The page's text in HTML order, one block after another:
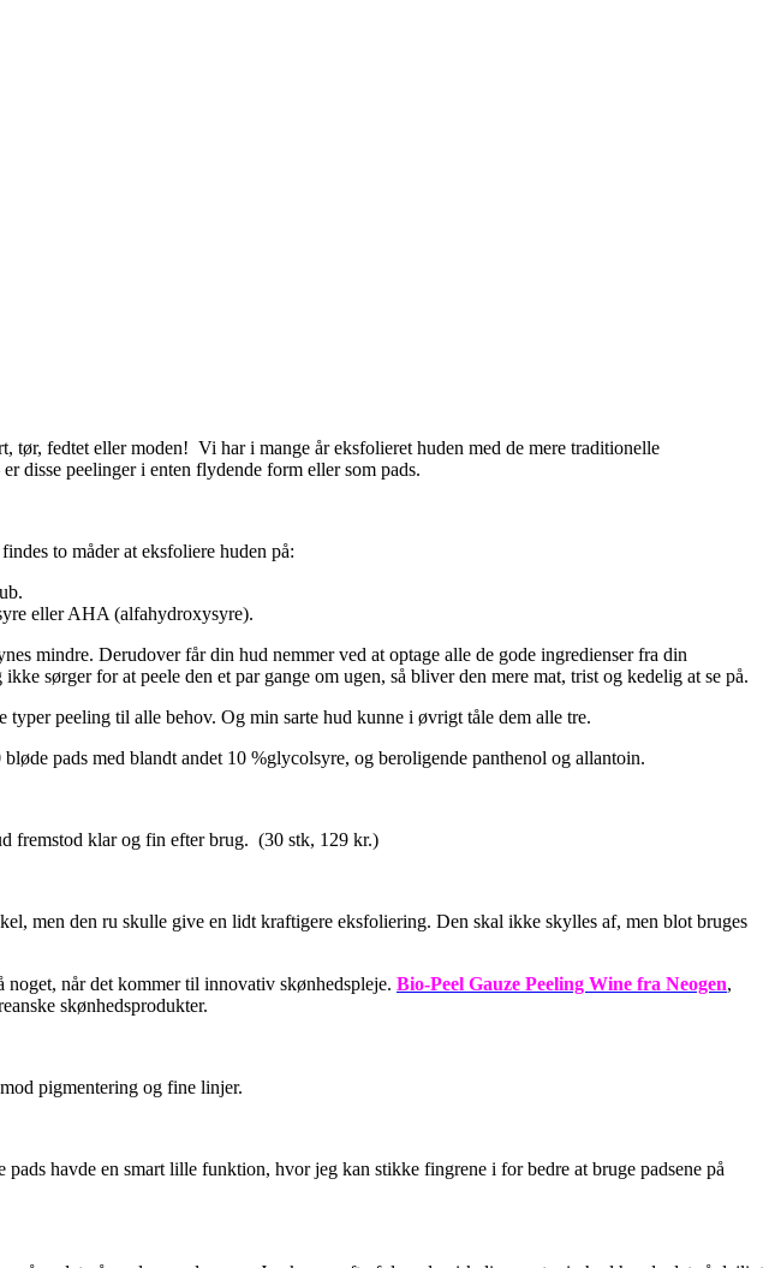
fedtet eller moden! Vi har i mange år eksfolieret huden med de mere traditionelle
disse peelinger i enten flydende form eller som pads.
to måder at eksfoliere huden på:
eller AHA (alfahydroxysyre).
mindre. Derudover får din hud nemmer ved at optage alle de gode ingredienser fra din
sørger for at peele den et par gange om ugen, så bliver den mere mat, trist og kedelig at se på.
peeling til alle behov. Og min sarte hud kunne i øvrigt tåle dem alle tre.
pads med blandt andet 10 %glycolsyre, og beroligende panthenol og allantoin.
fremstod klar og fin efter brug. (30 stk, 129 kr.)
men den ru skulle give en lidt kraftigere eksfoliering. Den skal ikke skylles af, men blot bruges
når det kommer til innovativ skønhedspleje. Bio-Peel Gauze Peeling Wine fra Neogen,
skønhedsprodukter.
pigmentering og fine linjer.
havde en smart lille funktion, hvor jeg kan stikke fingrene i for bedre at bruge padsene på